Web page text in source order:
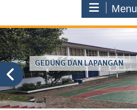
Menu
GEDUNG DAN LAPANGAN